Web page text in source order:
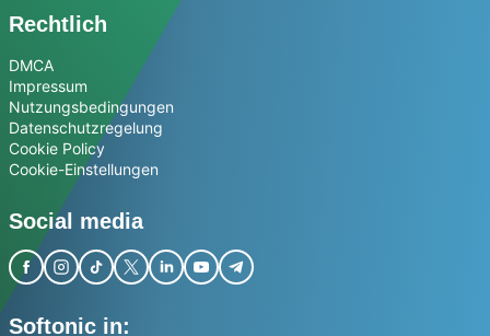
Rechtlich
DMCA
Impressum
Nutzungsbedingungen
Datenschutzregelung
Cookie Policy
Cookie-Einstellungen
Social media
Softonic in: